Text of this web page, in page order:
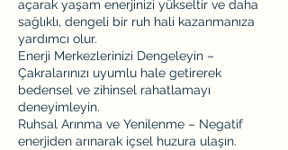
açarak yaşam enerjinizi yükseltir ve daha
sağlıklı, dengeli bir ruh hali kazanmanıza
yardımcı olur.
Enerji Merkezlerinizi Dengeleyin –
Çakralarınızı uyumlu hale getirerek
bedensel ve zihinsel rahatlamayı
deneyimleyin.
Ruhsal Arınma ve Yenilenme – Negatif
enerjiden arınarak içsel huzura ulaşın.